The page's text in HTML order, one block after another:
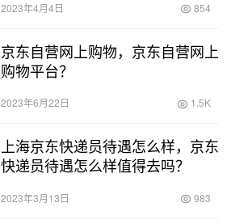
2023年4月4日 854
京东自营网上购物，京东自营网上
购物平台？
2023年6月22日 1.5K
上海京东快递员待遇怎么样，京东
快递员待遇怎么样值得去吗？
2023年3月13日 983